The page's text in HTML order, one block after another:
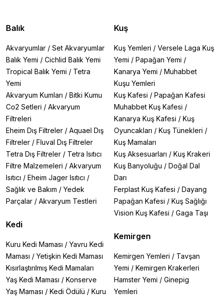
Balık
Akvaryumlar / Set Akvaryumlar
Balık Yemi / Cichlid Balık Yemi
Tropical Balık Yemi / Tetra
Yemi
Akvaryum Kumları / Bitki Kumu
Co2 Setleri / Akvaryum
Filtreleri
Eheim Dış Filtreler / Aquael Dış
Filtreler / Fluval Dış Filtreler
Tetra Dış Filtreler / Tetra Isıtıcı
Filtre Malzemeleri / Akvaryum
Isıtıcı / Eheim Jager Isıtıcı /
Sağlık ve Bakım / Yedek
Parçalar / Akvaryum Testleri
Kedi
Kuru Kedi Maması / Yavru Kedi
Maması / Yetişkin Kedi Maması
Kısırlaştırılmış Kedi Mamaları
Yaş Kedi Maması / Konserve
Yaş Maması / Kedi Ödülü / Kuru
Kuş
Kuş Yemleri / Versele Laga Kuş
Yemi / Papağan Yemi /
Kanarya Yemi / Muhabbet
Kuşu Yemleri
Kuş Kafesi / Papağan Kafesi
Muhabbet Kuş Kafesi /
Kanarya Kuş Kafesi / Kuş
Oyuncakları / Kuş Tünekleri /
Kuş Mamaları
Kuş Aksesuarları / Kuş Krakeri
Kuş Banyoluğu / Doğal Dal
Darı
Ferplast Kuş Kafesi / Dayang
Papağan Kafesi / Kuş Sağlığı
Vision Kuş Kafesi / Gaga Taşı
Kemirgen
Kemirgen Yemleri / Tavşan
Yemi / Kemirgen Krakerleri
Hamster Yemi / Ginepig
Yemleri